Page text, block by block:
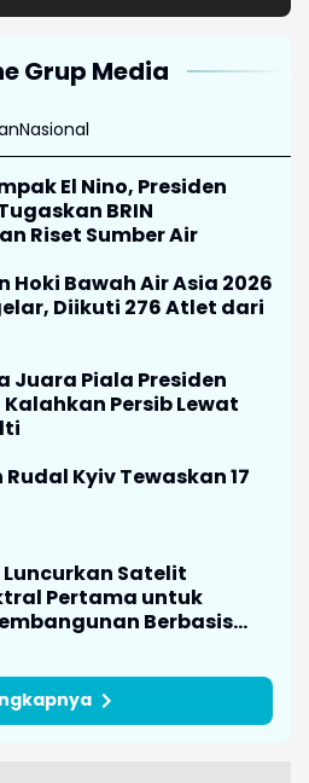
Grup Media
Nasional
El Nino, Presiden
BRIN
Riset Sumber Air
Hoki Bawah Air Asia 2026
Diikuti 276 Atlet dari
Juara Piala Presiden
Kalahkan Persib Lewat
Kyiv Tewaskan 17
Satelit
Pertama untuk
Berbasis